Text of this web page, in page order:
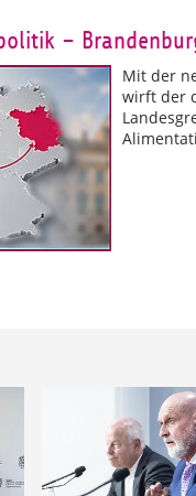
–
Mit der
wirft der